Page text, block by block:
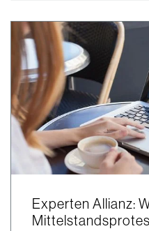
Experten Allianz: